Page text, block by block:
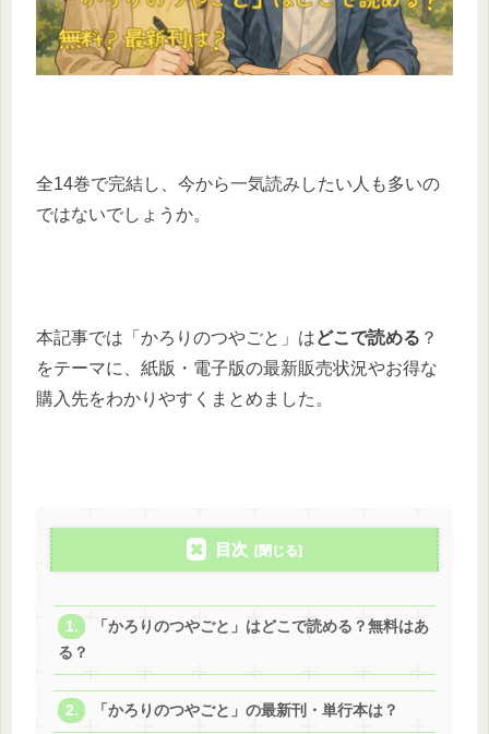
全14巻で完結し、今から一気読みしたい人も多いの
ではないでしょうか。
本記事では「かろりのつやごと」はどこで読める ？
をテーマに、紙版・電子版の最新販売状況やお得な
購入先をわかりやすくまとめました。
目次
「かろりのつやごと」はどこで読める？無料はあ
る？
「かろりのつやごと」の最新刊・単行本は？